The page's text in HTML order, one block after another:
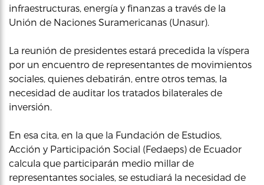
infraestructuras, energía y finanzas a través de la
Unión de Naciones Suramericanas (Unasur).
La reunión de presidentes estará precedida la víspera
por un encuentro de representantes de movimientos
sociales, quienes debatirán, entre otros temas, la
necesidad de auditar los tratados bilaterales de
inversión.
En esa cita, en la que la Fundación de Estudios,
Acción y Participación Social (Fedaeps) de Ecuador
calcula que participarán medio millar de
representantes sociales, se estudiará la necesidad de